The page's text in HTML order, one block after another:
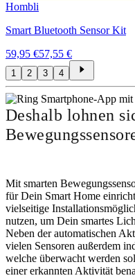
Hombli
Smart Bluetooth Sensor Kit
59,95 €57,55 €
1 2 3 4
Deshalb lohnen
Mit smarten
für Dein Smart Home
vielseitige
nutzen, um Dein smartes
Neben der automatischen
vielen Sensoren außerdem
welche überwacht werden
einer erkannten Aktivität